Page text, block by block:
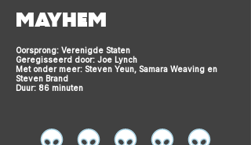
MAYHEM
Oorsprong: Verenigde Staten
Geregisseerd door: Joe Lynch
Met onder meer: Steven Yeun, Samara Weaving en
Steven Brand
Duur: 86 minuten